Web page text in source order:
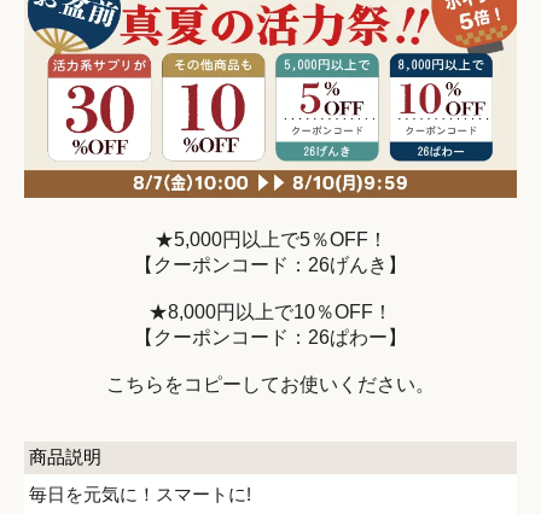
★5,000円以上で5％OFF！
【クーポンコード：26げんき】
★8,000円以上で10％OFF！
【クーポンコード：26ぱわー】
こちらをコピーしてお使いください。
商品説明
毎日を元気に！スマートに!